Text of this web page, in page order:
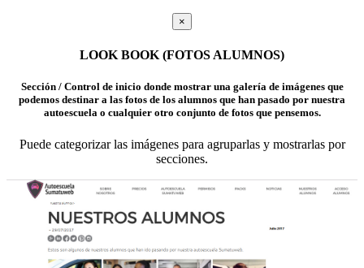
×
LOOK BOOK (FOTOS ALUMNOS)
Sección / Control de inicio donde mostrar una galería de imágenes que
podemos destinar a las fotos de los alumnos que han pasado por nuestra
autoescuela o cualquier otro conjunto de fotos que pensemos.
Puede categorizar las imágenes para agruparlas y mostrarlas por
secciones.